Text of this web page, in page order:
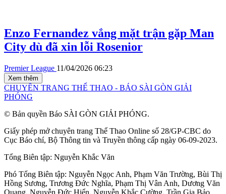
Enzo Fernandez vắng mặt trận gặp Man
City dù đã xin lỗi Rosenior
Premier League 11/04/2026 06:23
Xem thêm
CHUYÊN TRANG THỂ THAO - BÁO SÀI GÒN GIẢI
PHÓNG
© Bản quyền Báo SÀI GÒN GIẢI PHÓNG.
Giấy phép mở chuyên trang Thể Thao Online số 28/GP-CBC do
Cục Báo chí, Bộ Thông tin và Truyền thông cấp ngày 06-09-2023.
Tổng Biên tập: Nguyễn Khắc Văn
Phó Tổng Biên tập: Nguyễn Ngọc Anh, Phạm Văn Trường, Bùi Thị
Hồng Sương, Trương Đức Nghĩa, Phạm Thị Vân Anh, Dương Văn
Quang, Nguyễn Đức Hiển, Nguyễn Khắc Cường, Trần Gia Bảo